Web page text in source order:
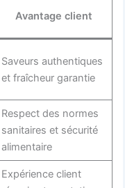
Avantage client
Saveurs authentiques
et fraîcheur garantie
Respect des normes
sanitaires et sécurité
alimentaire
Expérience client